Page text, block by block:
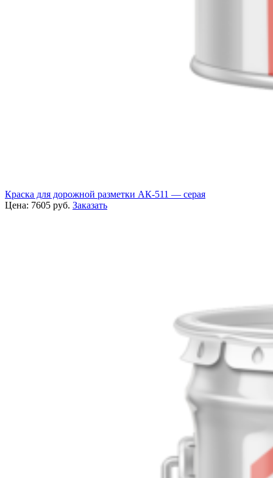
Краска для дорожной разметки АК-511 — серая
Цена: 7605 руб. Заказать